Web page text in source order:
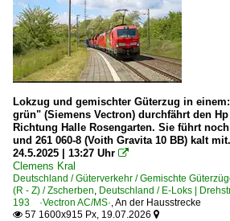
Stellwerke
Dampfloks
BR 41 Öl DB 042 ·DB-Umbau·
Dieselloks | 92 80
1 232 BR 232 DR 132 · DR
1 247 BR 247 ·Vectron DE·
Dieselloks | bis 100 km/h | 98 80
Lokzug und gemischter Güterzug in
grün" (Siemens Vectron) durchfährt den
Richtung Halle Rosengarten. Sie führt noch
und 261 060-8 (Voith Gravita 10 BB) kalt
24.5.2025 | 13:27 Uhr 
Clemens Kral
Deutschland / Güterverkehr / Gemischte
(R - Z) / Zscherben, Deutschland / E-Loks |
193 ·Vectron AC/MS·,An der Hausstrecke
 57 1600x915 Px, 19.07.2026 